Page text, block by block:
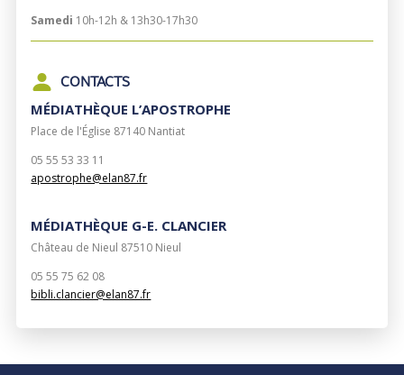
Samedi 10h-12h & 13h30-17h30
CONTACTS
MÉDIATHÈQUE L’APOSTROPHE
Place de l'Église 87140 Nantiat
05 55 53 33 11
apostrophe@elan87.fr
MÉDIATHÈQUE G-E. CLANCIER
Château de Nieul 87510 Nieul
05 55 75 62 08
bibli.clancier@elan87.fr